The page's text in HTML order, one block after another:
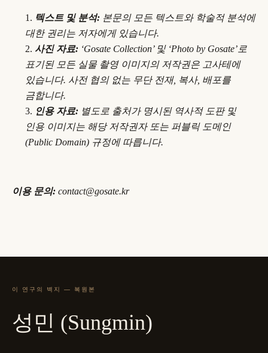
텍스트 및 분석: 본문의 모든 텍스트와 학술적 분석에
대한 권리는 저자에게 있습니다.
사진 자료: ‘Gosate Collection’ 및 ‘Photo by Gosate’로
표기된 모든 실물 촬영 이미지의 저작권은 고사테에
있습니다. 사전 협의 없는 무단 전재, 복사, 배포를
금합니다.
인용 자료: 별도로 출처가 명시된 역사적 도판 및
인용 이미지는 해당 저작권자 또는 퍼블릭 도메인
(Public Domain) 규정에 따릅니다.
이용 문의:contact@gosate.kr
이 연구의 벽지 — 복원본
성민 (Sungmin)